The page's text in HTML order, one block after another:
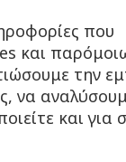
Καρούλι
που
και
την
να
και για